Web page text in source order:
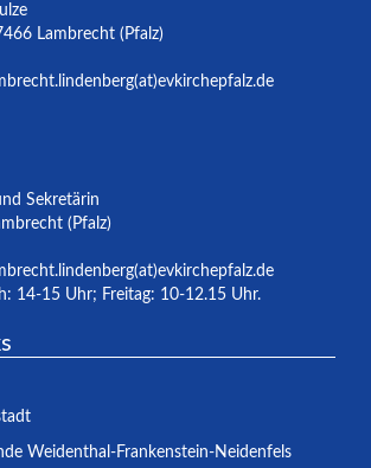
Lambrecht (Pfalz)
Sekretärin
(Pfalz)
14-15 Uhr; Freitag: 10-12.15 Uhr.
Weidenthal-Frankenstein-Neidenfels